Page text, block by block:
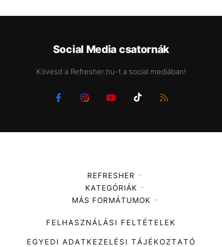
Social Media csatornák
Kövesd a Refresher.hu-t a social mediában!
REFRESHER
Médiaajánlat
KATEGÓRIÁK
Zene
Divat
Kultúra
MÁS FORMÁTUMOK
FELHASZNÁLÁSI FELTÉTELEK
EGYEDI ADATKEZELÉSI TÁJÉKOZTATÓ